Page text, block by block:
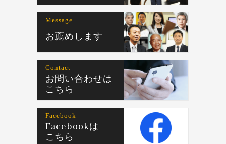
Message
お薦めします
Contact
お問い合わせは
こちら
Facebook
Facebookは
こちら